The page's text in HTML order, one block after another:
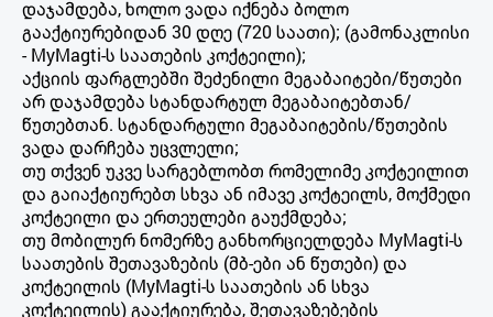
დაჯამდება, ხოლო ვადა იქნება ბოლო
გააქტიურებიდან 30 დღე (720 საათი); (გამონაკლისი
- MyMagti-ს საათების კოქტეილი);
აქციის ფარგლებში შეძენილი მეგაბაიტები/წუთები
არ დაჯამდება სტანდარტულ მეგაბაიტებთან/
წუთებთან. სტანდარტული მეგაბაიტების/წუთების
ვადა დარჩება უცვლელი;
თუ თქვენ უკვე სარგებლობთ რომელიმე კოქტეილით
და გაიაქტიურებთ სხვა ან იმავე კოქტეილს, მოქმედი
კოქტეილი და ერთეულები გაუქმდება;
თუ მობილურ ნომერზე განხორციელდება MyMagti-ს
საათების შეთავაზების (მბ-ები ან წუთები) და
კოქტეილის (MyMagti-ს საათების ან სხვა
კოქტეილის) გააქტიურება, შეთავაზებების